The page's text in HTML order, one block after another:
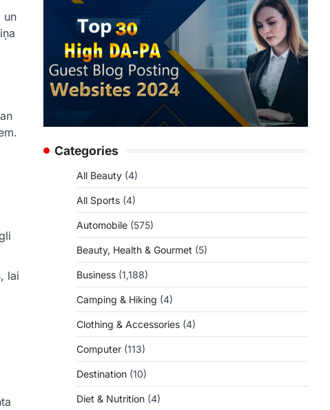
un
lai
Categories
All Beauty (4)
All Sports (4)
Automobile (575)
Beauty, Health & Gourmet (5)
Business (1,188)
Camping & Hiking (4)
Clothing & Accessories (4)
Computer (113)
Destination (10)
Diet & Nutrition (4)